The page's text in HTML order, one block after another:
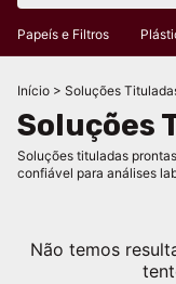
Papeís e Filtros
Início > Soluções
Soluções
Soluções tituladas
confiável para análises
Não temos